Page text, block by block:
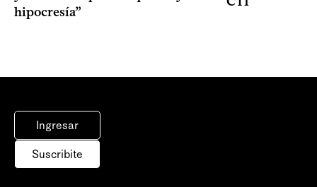
hipocresía”
Ingresar
Suscribite